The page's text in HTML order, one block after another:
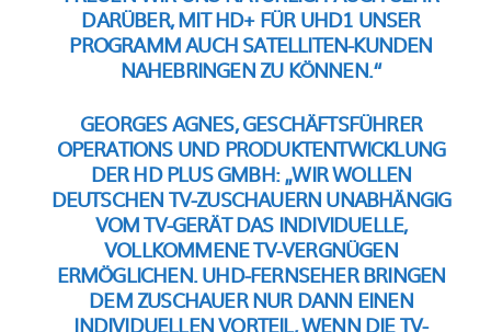
DARÜBER, MIT HD+ FÜR UHD1 UNSER
PROGRAMM AUCH SATELLITEN-KUNDEN
NAHEBRINGEN ZU KÖNNEN.“
GEORGES AGNES, GESCHÄFTSFÜHRER
OPERATIONS UND PRODUKTENTWICKLUNG
DER HD PLUS GMBH:„WIR WOLLEN
DEUTSCHEN TV-ZUSCHAUERN UNABHÄNGIG
VOM TV-GERÄT DAS INDIVIDUELLE,
VOLLKOMMENE TV-VERGNÜGEN
ERMÖGLICHEN. UHD-FERNSEHER BRINGEN
DEM ZUSCHAUER NUR DANN EINEN
INDIVIDUELLEN VORTEIL, WENN DIE TV-